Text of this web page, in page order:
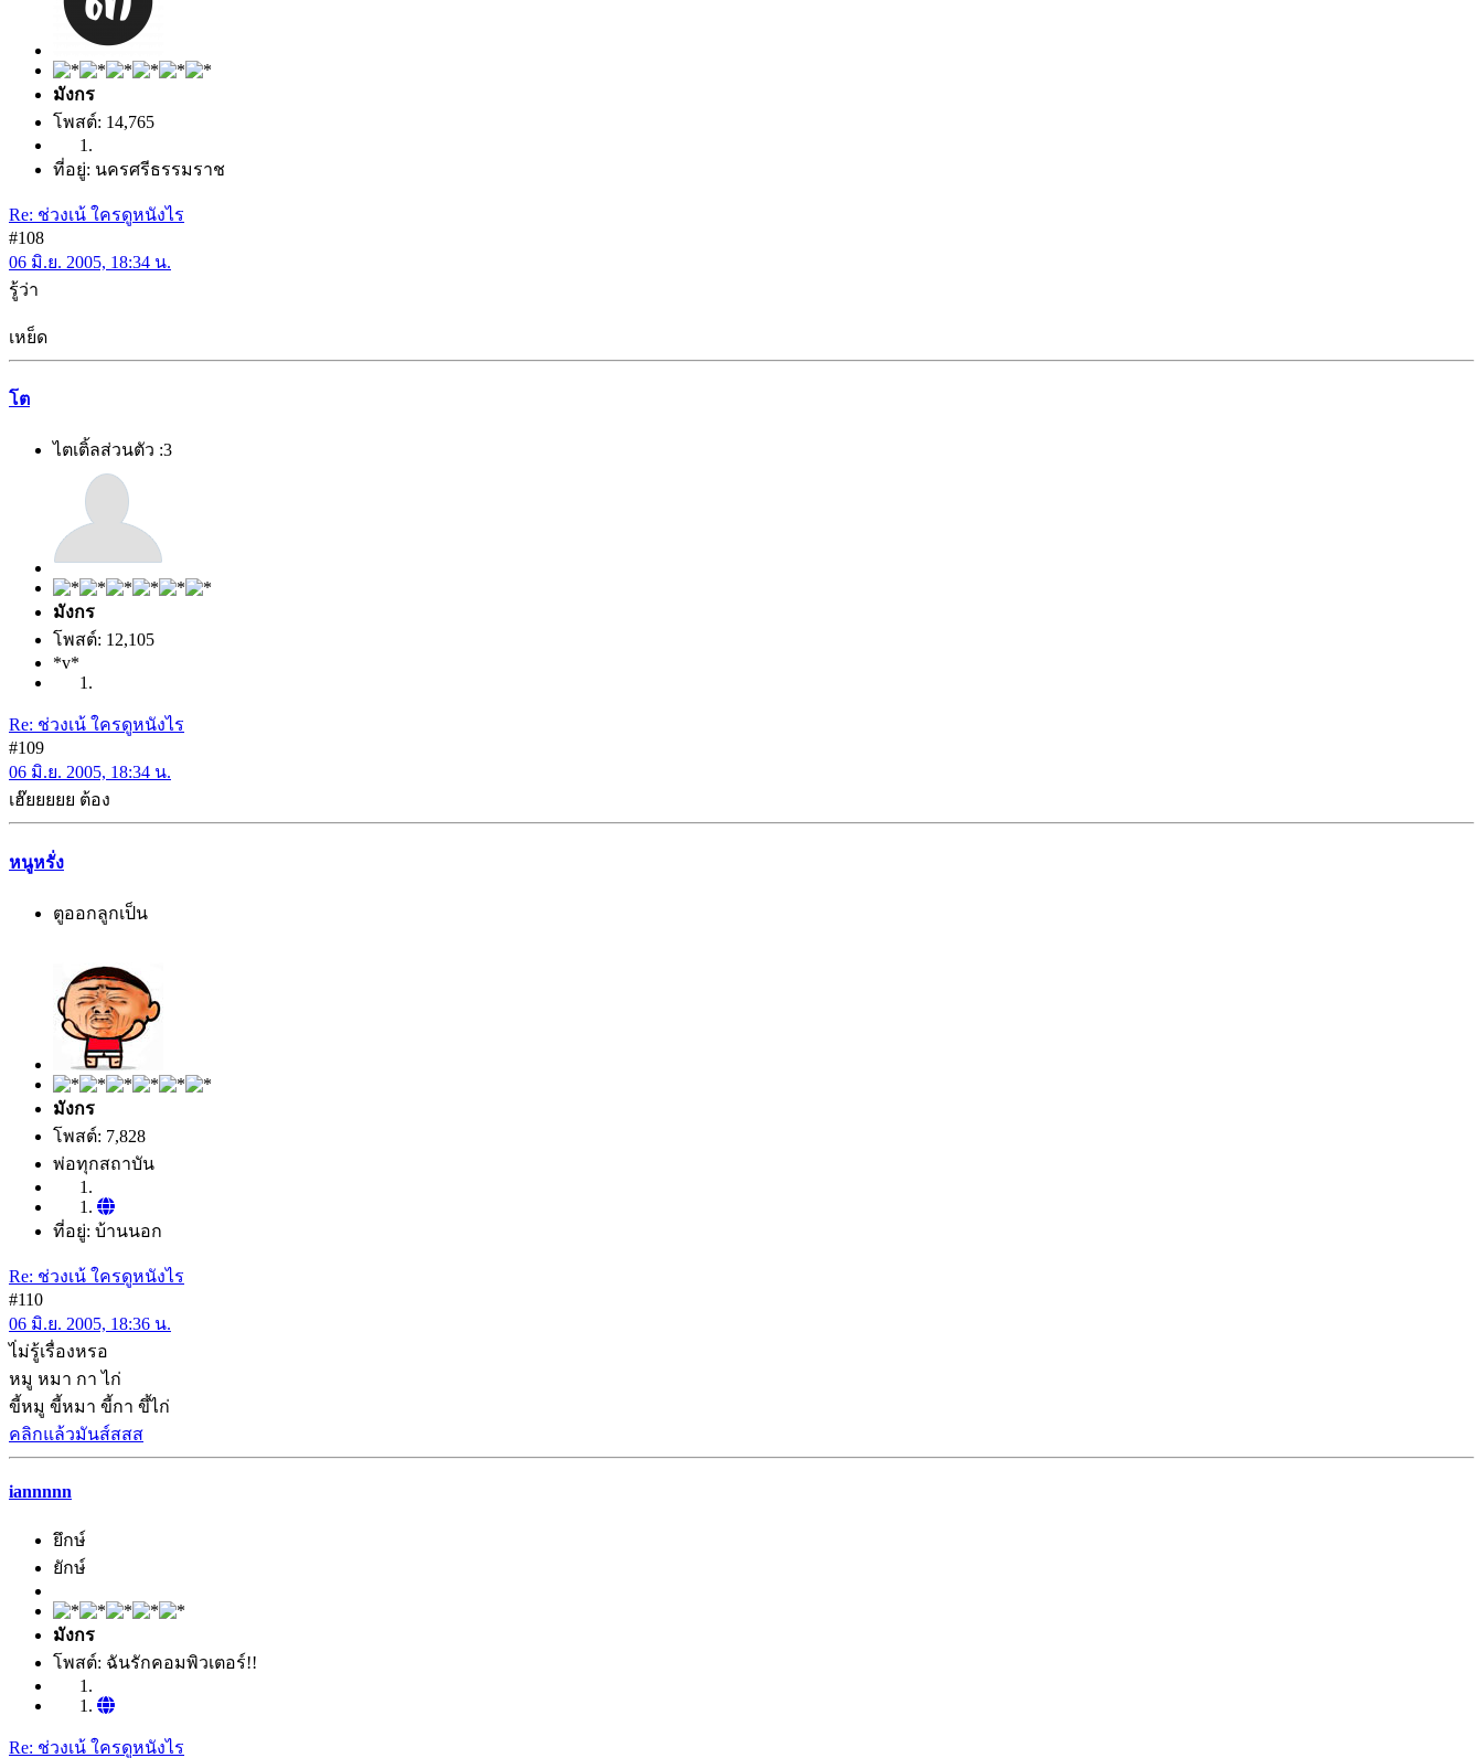
มังกร
โพสต์: 14,765
ที่อยู่: นครศรีธรรมราช
Re: ช่วงเน้ ใครดูหนังไร
#108
06 มิ.ย. 2005, 18:34 น.
รู้ว่า
เหย็ด
โต
ไตเติ้ลส่วนตัว :3
มังกร
โพสต์: 12,105
*v*
Re: ช่วงเน้ ใครดูหนังไร
#109
06 มิ.ย. 2005, 18:34 น.
เฮ๊ยยยยย ต้อง
หนูหรั่ง
ตูออกลูกเป็น
มังกร
โพสต์: 7,828
พ่อทุกสถาบัน
ที่อยู่: บ้านนอก
Re: ช่วงเน้ ใครดูหนังไร
#110
06 มิ.ย. 2005, 18:36 น.
ไ่ม่รู้เรื่องหรอ
หมู หมา กา ไก่
ขี้หมู ขี้หมา ขี้กา ขึ้ไก่
คลิกแล้วมันส์สสส
iannnnn
ยึกษ์
ยักษ์
มังกร
โพสต์: ฉันรักคอมพิวเตอร์!!
Re: ช่วงเน้ ใครดูหนังไร